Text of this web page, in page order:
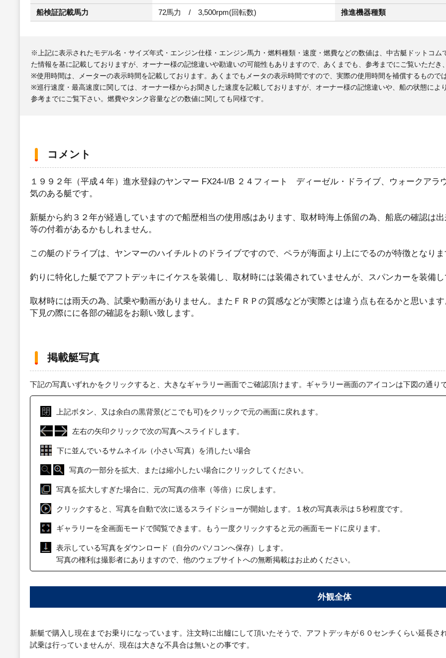
船検証記載馬力 72馬力 / 3,500rpm(回転数) 推進機器種類
※上記に表示されたモデル名・サイズ年式・エンジン仕様・エンジン馬力・燃料種類・速度・燃費などの数値は、中古艇ドットコ
た情報を基に記載しておりますが、オーナー様の記憶違いや勘違いの可能性もありますので、あくまでも、参考までにご覧いただ
※使用時間は、メーターの表示時間を記載しております。あくまでもメータの表示時間ですので、実際の使用時間を補償するもので
※巡行速度・最高速度に関しては、オーナー様からお聞きした速度を記載しておりますが、オーナー様の記憶違いや、船の状態に
参考までにご覧下さい。燃費やタンク容量などの数値に関しても同様です。
コメント
１９９２年（平成４年）進水登録のヤンマー FX24-I/B ２４フィート ディーゼル・ドライブ、ウォークアラ
気のある艇です。
新艇から約３２年が経過していますので船歴相当の使用感はあります、取材時海上係留の為、船底の確認は
等の付着があるかもしれません。
この艇のドライブは、ヤンマーのハイチルトのドライブですので、ペラが海面より上にでるのが特徴となり
釣りに特化した艇でアフトデッキにイケスを装備し、取材時には装備されていませんが、スパンカーを装備
取材時には雨天の為、試乗や動画がありません。またＦＲＰの質感などが実際とは違う点も在るかと思いま
下見の際にに各部の確認をお願い致します。
掲載艇写真
下記の写真いずれかをクリックすると、大きなギャラリー画面でご確認頂けます。ギャラリー画面のアイコンは下図の通り
上記ボタン、又は余白の黒背景(どこでも可)をクリックで元の画面に戻れます。
左右の矢印クリックで次の写真へスライドします。
下に並んでいるサムネイル（小さい写真）を消したい場合
写真の一部分を拡大、または縮小したい場合にクリックしてください。
写真を拡大しすぎた場合に、元の写真の倍率（等倍）に戻します。
クリックすると、写真を自動で次に送るスライドショーが開始します。１枚の写真表示は５秒程度です。
ギャラリーを全画面モードで閲覧できます。もう一度クリックすると元の画面モードに戻ります。
表示している写真をダウンロード（自分のパソコンへ保存）します。
写真の権利は撮影者にありますので、他のウェブサイトへの無断掲載はお止めください。
外観全体
新艇で購入し現在までお乗りになっています。注文時に出艫にして頂いたそうで、アフトデッキが６０センチくらい延長さ
試乗は行っていませんが、現在は大きな不具合は無いとの事です。